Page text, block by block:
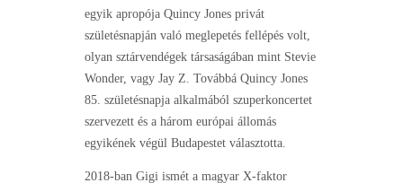
egyik apropója Quincy Jones privát
születésnapján való meglepetés fellépés volt,
olyan sztárvendégek társaságában mint Stevie
Wonder, vagy Jay Z. Továbbá Quincy Jones
85. születésnapja alkalmából szuperkoncertet
szervezett és a három európai állomás
egyikének végül Budapestet választotta.
2018-ban Gigi ismét a magyar X-faktor